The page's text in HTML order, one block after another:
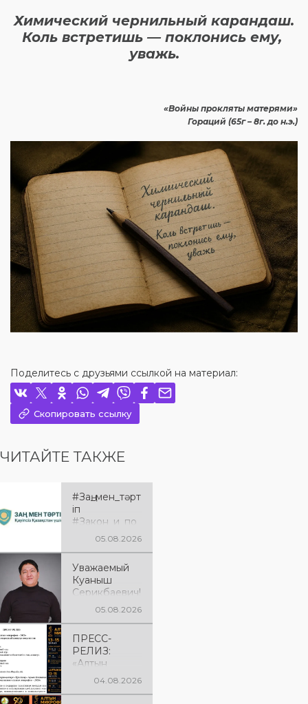
Химический чернильный карандаш.
Коль встретишь — поклонись ему,
уважь.
«Войны прокляты матерями»
Гораций (65г – 8г. до н.э.)
Поделитесь с друзьями ссылкой на материал:
Скопировать ссылку
ЧИТАЙТЕ ТАКЖЕ
#Заң_мен_тәрт
іп
#Закон_и_по
рядок05.08.2026
Уважаемый
Куаныш
Серикбаевич!
От всей
Вас с днём
рождения!
05.08.2026
ПРЕСС-
РЕЛИЗ:
«Алтын
микрофон –
04.08.2026